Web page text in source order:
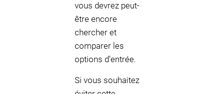
vous devrez peut-
être encore
chercher et
comparer les
options d’entrée.
Si vous souhaitez